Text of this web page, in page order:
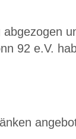
92 e.V.